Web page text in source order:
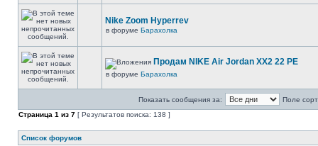
Nike Zoom Hyperrev
в форуме Барахолка
Продам NIKE Air Jordan XX2 22 PE
в форуме Барахолка
Показать сообщения за:
Поле
Страница 1 из 7 [ Результатов поиска: 138 ]
Список форумов